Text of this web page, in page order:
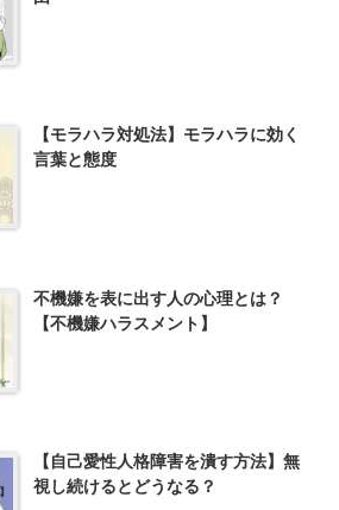
【モラハラ対処法】モラハラに効く
言葉と態度
不機嫌を表に出す人の心理とは？
【不機嫌ハラスメント】
【自己愛性人格障害を潰す方法】無
視し続けるとどうなる？